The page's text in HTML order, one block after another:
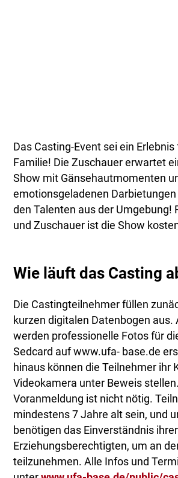
Das Casting-Event sei ein
Familie! Die Zuschauer erwartet
Show mit Gänsehautmomenten
emotionsgeladenen
den Talenten aus der Umgebung!
und Zuschauer ist die Show
Wie läuft das Casting
Die Castingteilnehmer füllen
kurzen digitalen Datenbogen aus.
werden professionelle Fotos für
Sedcard auf www.ufa- base.de
hinaus können die Teilnehmer ihr
Videokamera unter Beweis
Voranmeldung ist nicht nötig.
mindestens 7 Jahre alt sein, und
benötigen das Einverständnis ihrer
Erziehungsberechtigten, um an
teilzunehmen. Alle Infos und